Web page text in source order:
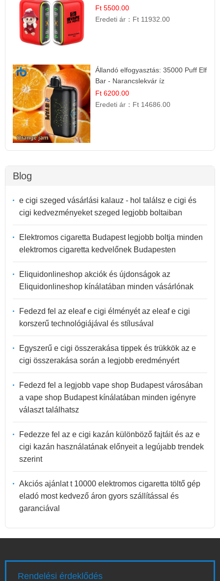
Ft 5500.00
Eredeti ár： Ft 11932.00
Állandó elfogyasztás: 35000 Puff Elf
Bar - Narancslekvár íz
Ft 6200.00
Eredeti ár： Ft 14686.00
Blog
e cigi szeged vásárlási kalauz - hol találsz e cigi és
cigi kedvezményeket szeged legjobb boltaiban
Elektromos cigaretta Budapest legjobb boltja minden
elektromos cigaretta kedvelőnek Budapesten
Eliquidonlineshop akciók és újdonságok az
Eliquidonlineshop kínálatában minden vásárlónak
Fedezd fel az eleaf e cigi élményét az eleaf e cigi
korszerű technológiájával és stílusával
Egyszerű e cigi összerakása tippek és trükkök az e
cigi összerakása során a legjobb eredményért
Fedezd fel a legjobb vape shop Budapest városában
a vape shop Budapest kínálatában minden igényre
választ találhatsz
Fedezze fel az e cigi kazán különböző fajtáit és az e
cigi kazán használatának előnyeit a legújabb trendek
szerint
Akciós ajánlat t 10000 elektromos cigaretta töltő gép
eladó most kedvező áron gyors szállítással és
garanciával
Rendelési érdeklődés